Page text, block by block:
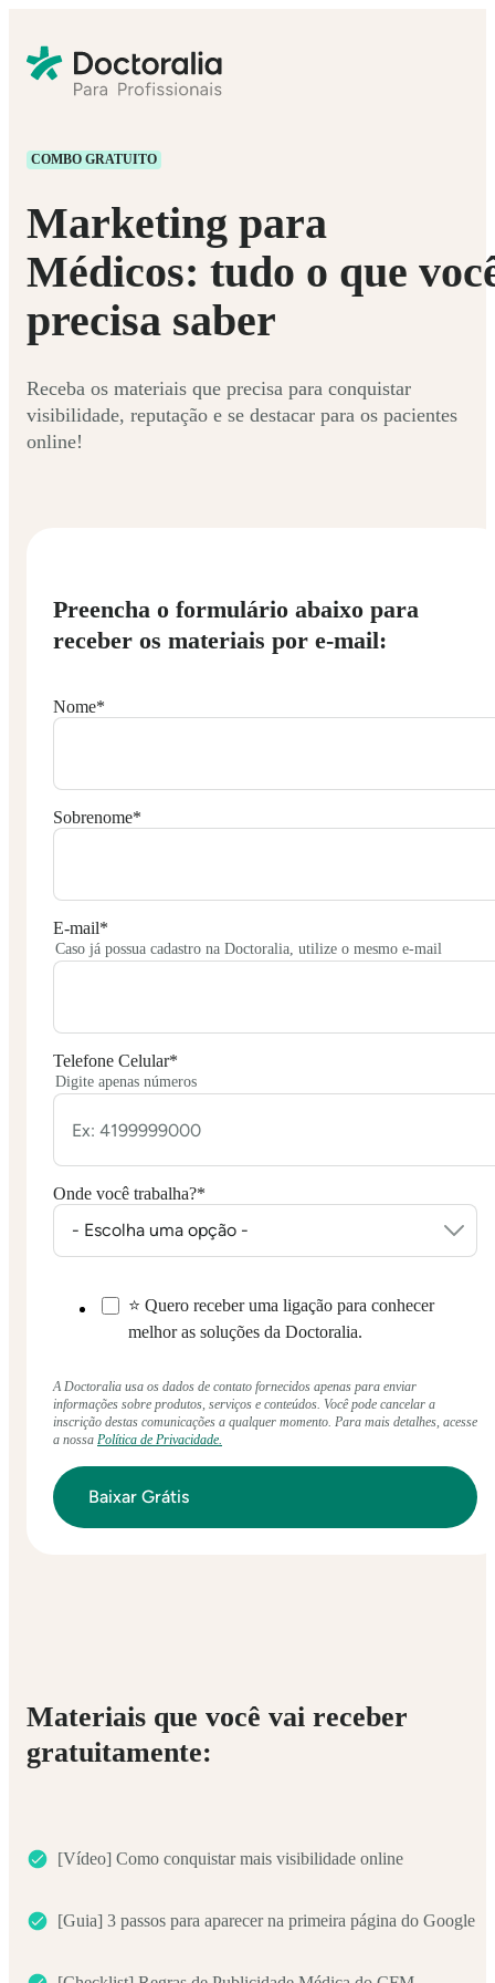
COMBO GRATUITO
Marketing para
Médicos: tudo o que
precisa saber
Receba os materiais que precisa para conquistar
visibilidade, reputação e se destacar para os pacientes
online!
Preencha o formulário abaixo para
receber os materiais por e-mail:
Nome*
Sobrenome*
E-mail*
Caso já possua cadastro na Doctoralia, utilize o mesmo e-mail
Telefone Celular*
Digite apenas números
Onde você trabalha?*
⭐ Quero receber uma ligação para conhecer
melhor as soluções da Doctoralia.
A Doctoralia usa os dados de contato fornecidos apenas para enviar
informações sobre produtos, serviços e conteúdos. Você pode cancelar a
inscrição destas comunicações a qualquer momento. Para mais detalhes, acesse
a nossa Política de Privacidade.
Materiais que você vai receber
gratuitamente:
[Vídeo] Como conquistar mais visibilidade online
[Guia] 3 passos para aparecer na primeira página do Google